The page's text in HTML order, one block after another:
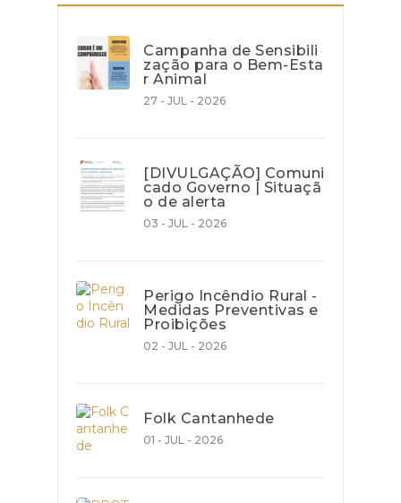
Campanha de Sensibili
zação para o Bem-Esta
r Animal
27 - JUL - 2026
[DIVULGAÇÃO] Comuni
cado Governo | Situaçã
o de alerta
03 - JUL - 2026
Perigo Incêndio Rural -
Medidas Preventivas e
Proibições
02 - JUL - 2026
Folk Cantanhede
01 - JUL - 2026